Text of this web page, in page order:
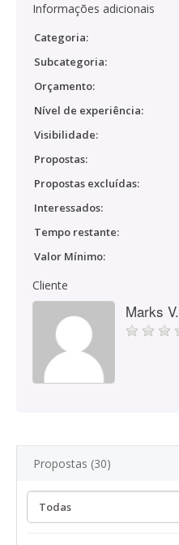
Informações adicionais
Categoria:
Subcategoria:
Orçamento:
Nível de experiência:
Visibilidade:
Propostas:
Propostas excluídas:
Interessados:
Tempo restante:
Valor Mínimo:
Cliente
Marks V.
Propostas (30)